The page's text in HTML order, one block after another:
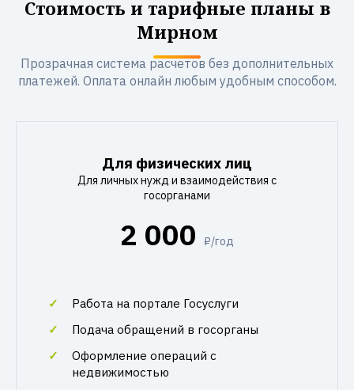
Стоимость и тарифные планы в
Мирном
Прозрачная система расчетов без дополнительных
платежей. Оплата онлайн любым удобным способом.
Для физических лиц
Для личных нужд и взаимодействия с
госорганами
2 000 ₽/год
Работа на портале Госуслуги
Подача обращений в госорганы
Оформление операций с
недвижимостью